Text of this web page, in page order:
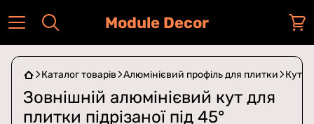
Module Decor
Каталог товарів Алюмінієвий профіль для плитки Кути
Зовнішній алюмінієвий кут для
плитки підрізаної під 45°